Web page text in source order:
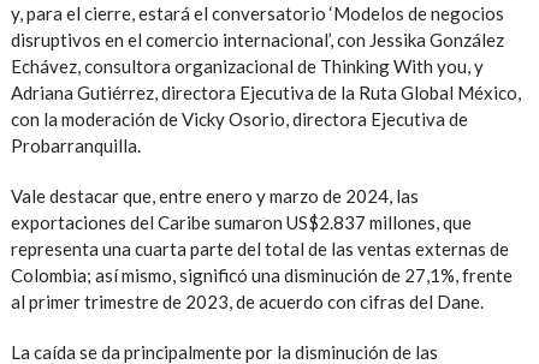
y, para el cierre, estará el conversatorio ‘Modelos de negocios
disruptivos en el comercio internacional’, con Jessika González
Echávez, consultora organizacional de Thinking With you, y
Adriana Gutiérrez, directora Ejecutiva de la Ruta Global México,
con la moderación de Vicky Osorio, directora Ejecutiva de
Probarranquilla.
Vale destacar que, entre enero y marzo de 2024, las
exportaciones del Caribe sumaron US$2.837 millones, que
representa una cuarta parte del total de las ventas externas de
Colombia; así mismo, significó una disminución de 27,1%, frente
al primer trimestre de 2023, de acuerdo con cifras del Dane.
La caída se da principalmente por la disminución de las